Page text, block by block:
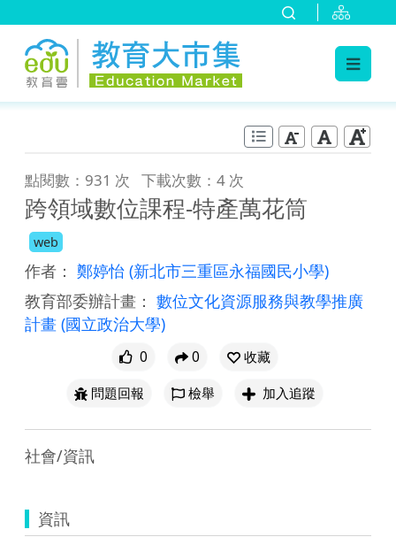
點閱數：931 次 下載次數：4 次
跨領域數位課程-特產萬花筒
web
作者： 鄭婷怡 (新北市三重區永福國民小學)
教育部委辦計畫： 數位文化資源服務與教學推廣
計畫 (國立政治大學)
0 0
收藏
問題回報
檢舉 加入追蹤
社會/資訊
資訊